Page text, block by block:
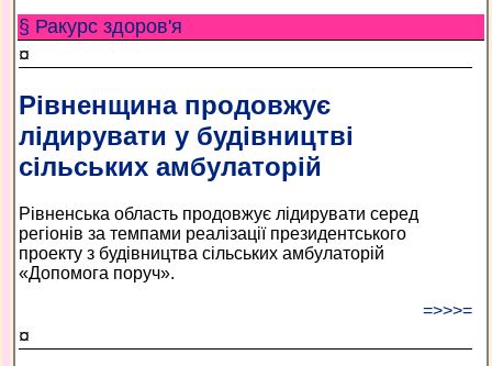
§ Ракурс здоров'я
¤
Рівненщина продовжує
лідирувати у будівництві
сільських амбулаторій
Рівненська область продовжує лідирувати серед
регіонів за темпами реалізації президентського
проекту з будівництва сільських амбулаторій
«Допомога поруч».
=>>>=
¤